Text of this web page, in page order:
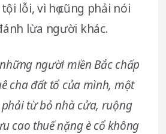
lỗi, vì họ cũng phải nói
lừa người khác.
người miền Bắc chấp
cha đất tổ của mình, một
từ bỏ nhà cửa, ruộng
cao thuế nặng è cổ không